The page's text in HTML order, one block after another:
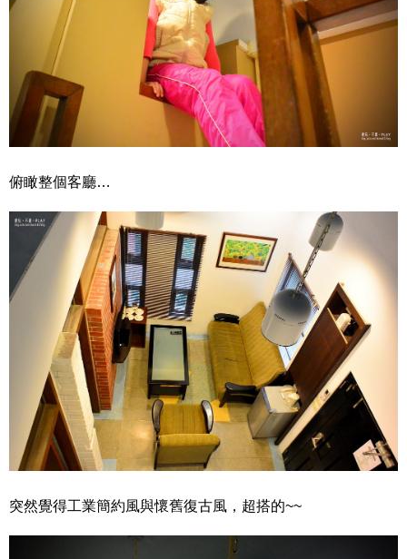
俯瞰整個客廳…
突然覺得工業簡約風與懷舊復古風，超搭的~~